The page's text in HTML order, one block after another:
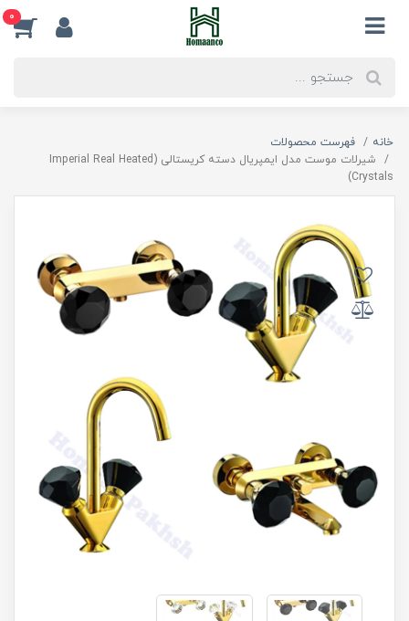
0
خانه
فهرست محصولات
شیرلات موست مدل ایمپریال دسته کریستالی (Imperial Real Heated
Crystals)